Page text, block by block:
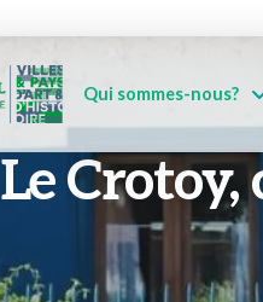
Qui sommes-nous?
Le